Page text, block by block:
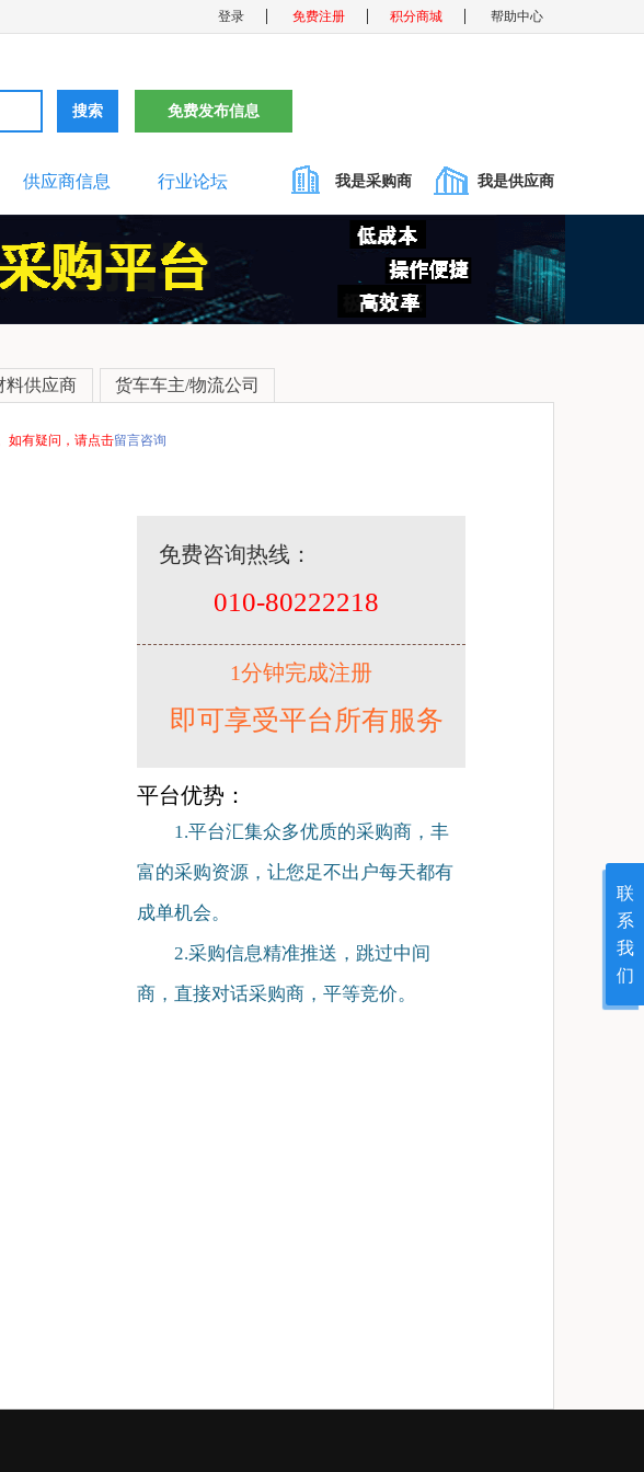
登录 免费注册 积分商城 帮助中心
免费发布信息
供应商信息 行业论坛 我是采购商 我是供应商
料供应商 货车车主/物流公司
如有疑问，请点击留言咨询
免费咨询热线：
010-80222218
1分钟完成注册
即可享受平台所有服务
平台优势：
1.平台汇集众多优质的采购商，丰
富的采购资源，让您足不出户每天都有
成单机会。
2.采购信息精准推送，跳过中间
商，直接对话采购商，平等竞价。
联
系
我
们